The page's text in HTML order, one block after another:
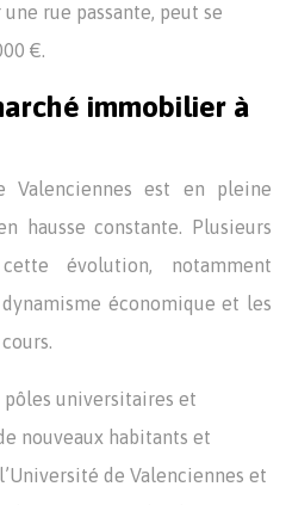
rue passante, peut se
€.
immobilier à
Valenciennes est en pleine
hausse constante. Plusieurs
évolution, notamment
économique et les
universitaires et
nouveaux habitants et
de Valenciennes et